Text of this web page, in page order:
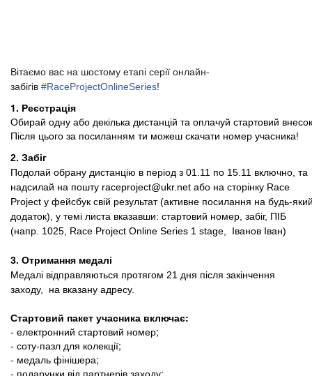
Вітаємо вас на шостому етапі серії онлайн-
забігів #RaceProjectOnlineSeries!
1. Реєстрація
Обирай одну або декілька дистанцій та оплачуй стартовий
Після цього за посиланням ти можеш скачати номер учасника!
2. Забіг
Подолай обрану дистанцію в період з 01.11 по 15.11 включно, та
надсилай на пошту raceproject@ukr.net або на сторінку Race
Project у фейсбук свій результат (активне посилання на будь-
додаток), у темі листа вказавши: стартовий номер, забіг, ПІБ
(напр. 1025, Race Project Online Series 1 stage, Іванов Іван)
3. Отримання медалі
Медалі відправляються протягом 21 дня після закінчення
заходу, на вказану адресу.
Стартовий пакет учасника включає:
- електронний стартовий номер;
- соту-пазл для колекції;
- медаль фінішера;
- подарунки від партнерів заходу;